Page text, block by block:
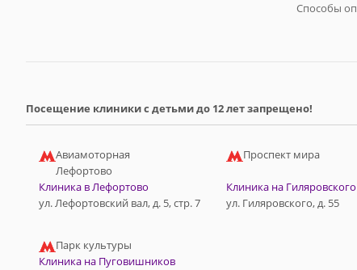
Способы
Посещение клиники с детьми до 12 лет запрещено!
Авиамоторная
Лефортово
Клиника в Лефортово
ул. Лефортовский вал, д. 5, стр. 7
Проспект мира
Клиника на Гиляровского
ул. Гиляровского, д. 55
Парк культуры
Клиника на Пуговишников